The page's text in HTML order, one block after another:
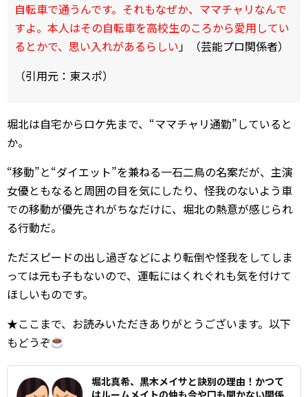
自転車で通うんです。それもなぜか、ママチャリなんで
すよ。本人はその自転車を高校生のころから愛用してい
るとかで、思い入れがあるらしい」（芸能プロ関係者）
（引用元：東スポ）
堀北は自宅からロケ先まで、“ママチャリ通勤”していると
か。
“移動”と“ダイエット”を兼ねる一石二鳥の名案だが、主演
女優ともなると周囲の目を気にしたり、怪我のないよう車
での移動が優先されがちなだけに、堀北の熱意が感じられ
る行動だ。
ただスピードの出し過ぎなどにより転倒や怪我をしてしま
っては元も子もないので、運転にはくれぐれも気を付けて
ほしいものです。
★ここまで、お読みいただきありがとうございます。以下
もどうぞ
堀北真希、黒木メイサと訣別の理由！かつて